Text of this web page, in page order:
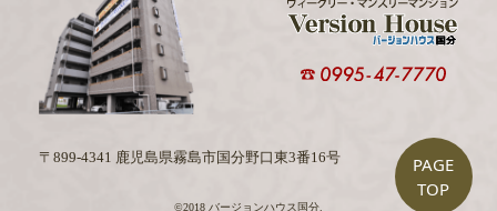
〒899-4341 鹿児島県霧島市国分野口東3番16号
©2018 バージョンハウス国分.
PAGE
TOP